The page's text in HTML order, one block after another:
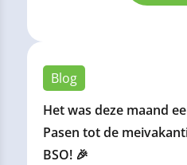
Blog
Het was deze maand
Pasen tot de
BSO! 🎉